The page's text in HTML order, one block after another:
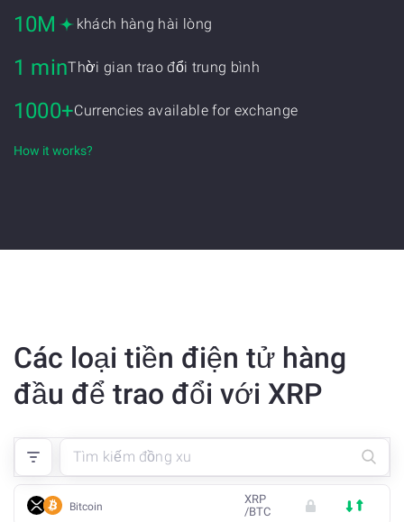
10M khách hàng hài lòng
1 minThời gian trao đổi trung bình
1000+Currencies available for exchange
How it works?
Các loại tiền điện tử hàng
đầu để trao đổi với XRP
Bitcoin
XRP
/BTC